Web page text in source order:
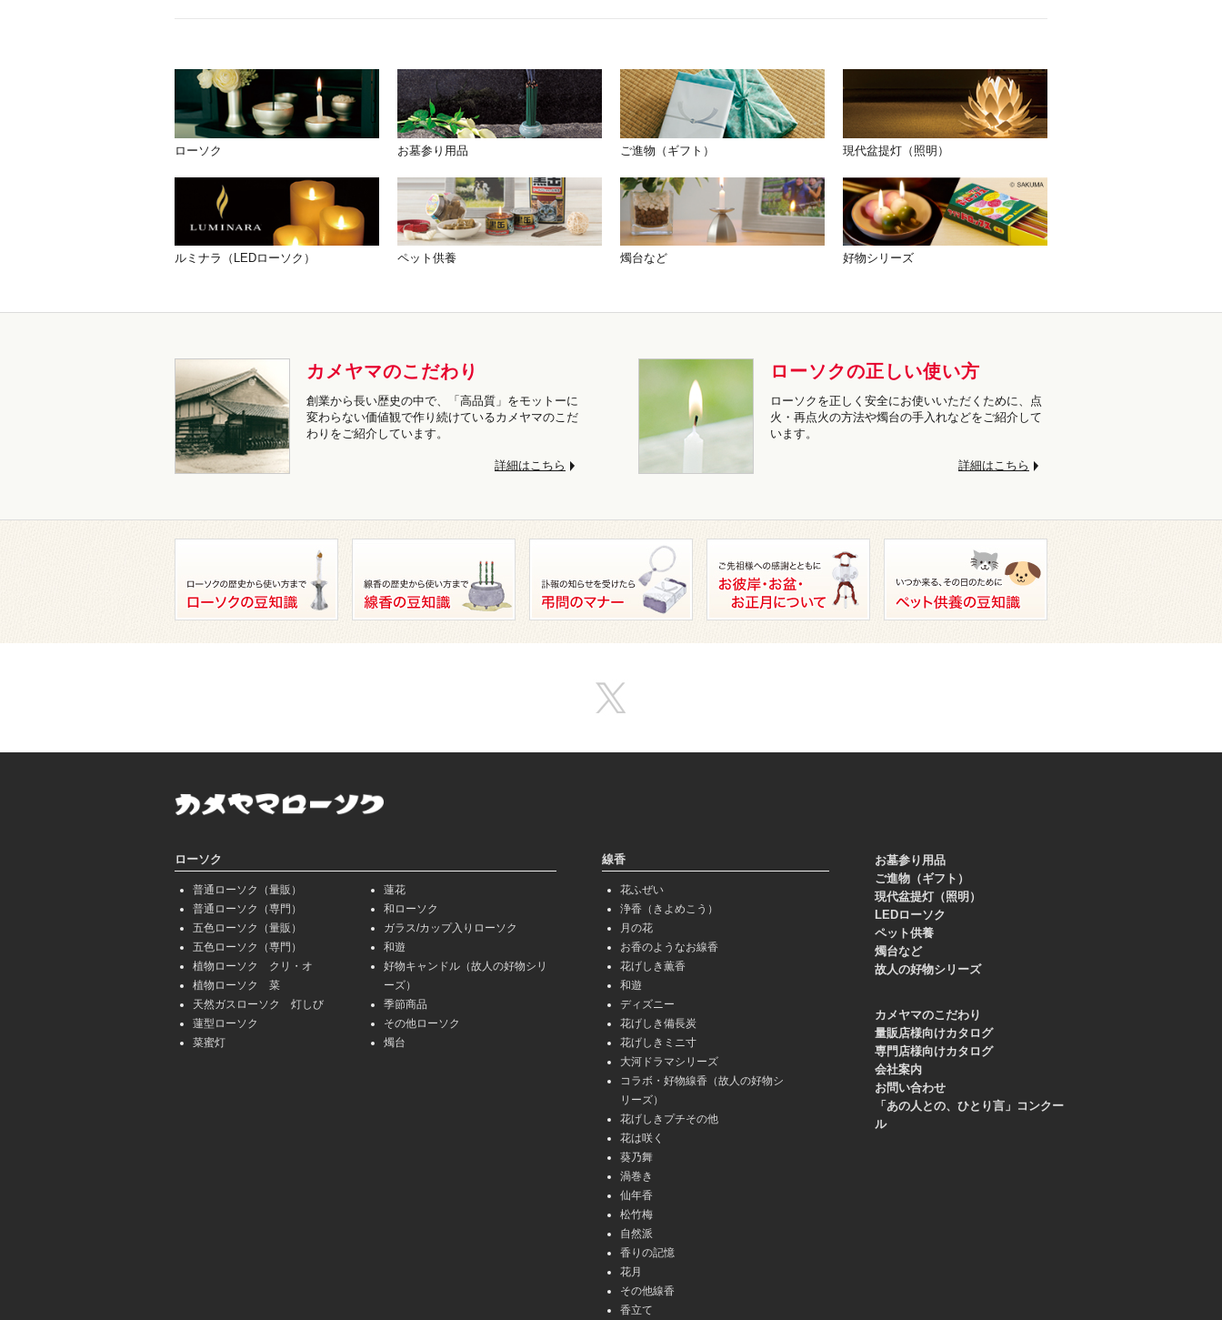
ローソク お墓参り用品 ご進物（ギフト） 現代盆提灯（照明）
ルミナラ（LEDローソク） ペット供養 燭台など 好物シリーズ
カメヤマのこだわり
創業から長い歴史の中で、「高品質」をモットーに
変わらない価値観で作り続けているカメヤマのこだ
わりをご紹介しています。
詳細はこちら
ローソクの正しい使い方
ローソクを正しく安全にお使いいただくために、点
火・再点火の方法や燭台の手入れなどをご紹介して
います。
詳細はこちら
ローソク
普通ローソク（量販）
普通ローソク（専門）
五色ローソク（量販）
五色ローソク（専門）
植物ローソク クリ・オ
植物ローソク 菜
天然ガスローソク 灯しび
蓮型ローソク
菜蜜灯
蓮花
和ローソク
ガラス/カップ入りローソク
和遊
好物キャンドル（故人の好物シリ
ーズ）
季節商品
その他ローソク
燭台
線香
花ふぜい
浄香（きよめこう）
月の花
お香のようなお線香
花げしき薫香
和遊
ディズニー
花げしき備長炭
花げしきミニ寸
大河ドラマシリーズ
コラボ・好物線香（故人の好物シ
リーズ）
花げしきプチその他
花は咲く
葵乃舞
渦巻き
仙年香
松竹梅
自然派
香りの記憶
花月
その他線香
香立て
お墓参り用品
ご進物（ギフト）
現代盆提灯（照明）
LEDローソク
ペット供養
燭台など
故人の好物シリーズ
カメヤマのこだわり
量販店様向けカタログ
専門店様向けカタログ
会社案内
お問い合わせ
「あの人との、ひとり言」コンクー
ル